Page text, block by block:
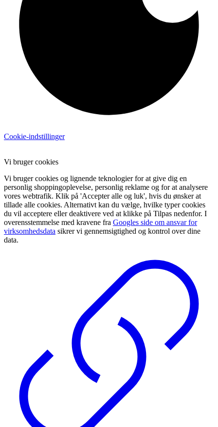
Cookie-indstillinger
Vi bruger cookies
Vi bruger cookies og lignende teknologier for at give dig en
personlig shoppingoplevelse, personlig reklame og for at analysere
vores webtrafik. Klik på 'Accepter alle og luk', hvis du ønsker at
tillade alle cookies. Alternativt kan du vælge, hvilke typer cookies
du vil acceptere eller deaktivere ved at klikke på Tilpas nedenfor. I
overensstemmelse med kravene fra Googles side om ansvar for
virksomhedsdata sikrer vi gennemsigtighed og kontrol over dine
data.